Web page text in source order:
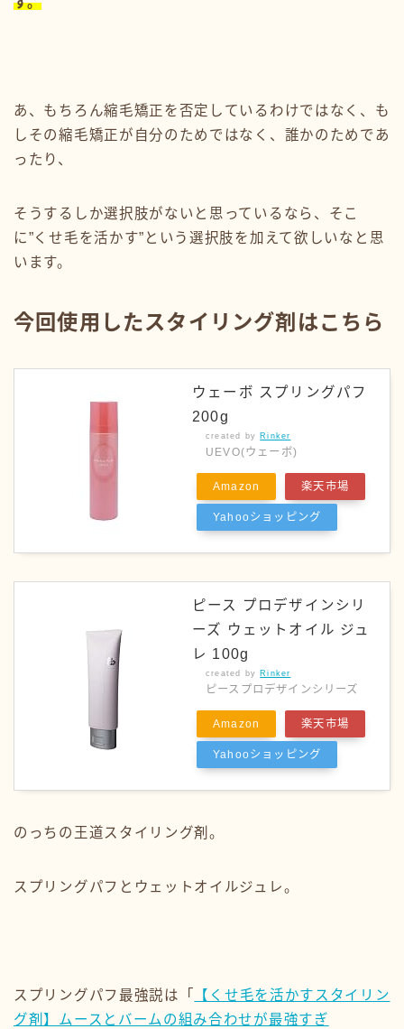
あ、もちろん縮毛矯正を否定しているわけではなく、も
しその縮毛矯正が自分のためではなく、誰かのためであ
ったり、
そうするしか選択肢がないと思っているなら、そこ
に”くせ毛を活かす”という選択肢を加えて欲しいなと思
います。
今回使用したスタイリング剤はこちら
ウェーボ スプリングパフ
200g
created by Rinker
UEVO(ウェーボ)
Amazon 楽天市場
Yahooショッピング
ピース プロデザインシリ
ーズ ウェットオイル ジュ
レ 100g
created by Rinker
ピースプロデザインシリーズ
Amazon 楽天市場
Yahooショッピング
のっちの王道スタイリング剤。
スプリングパフとウェットオイルジュレ。
スプリングパフ最強説は「
【くせ毛を活かすスタイリン
グ剤】ムースとバームの組み合わせが最強すぎ